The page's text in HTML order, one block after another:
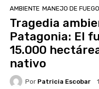
AMBIENTE MANEJO DE FUEGO
Tragedia
Patagonia: El
15.000
nativo
Por Patricia Escobar